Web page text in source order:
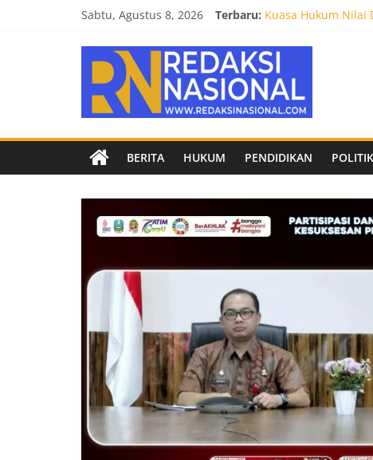
Sabtu, Agustus 8, 2026 Terbaru: Kuasa Hukum Nilai
Kendal Tornado FC
Empat Tim Fakultas
Biro Hukum
Redaksi
Nasional
Berita
terpercaya
netral
BERITA HUKUM PENDIDIKAN POLITIK